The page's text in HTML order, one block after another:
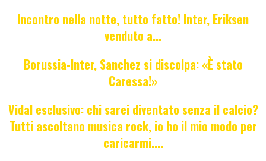
Incontro nella notte, tutto fatto! Inter, Eriksen
venduto a...
Borussia-Inter, Sanchez si discolpa: «È stato
Caressa!»
Vidal esclusivo: chi sarei diventato senza il calcio?
Tutti ascoltano musica rock, io ho il mio modo per
caricarmi....